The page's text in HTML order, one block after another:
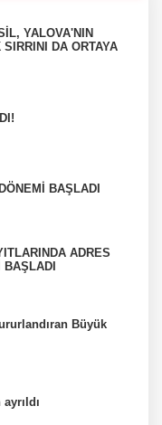
YALOVA'NIN
DA ORTAYA
BAŞLADI
ADRES
BAŞLADI
Büyük